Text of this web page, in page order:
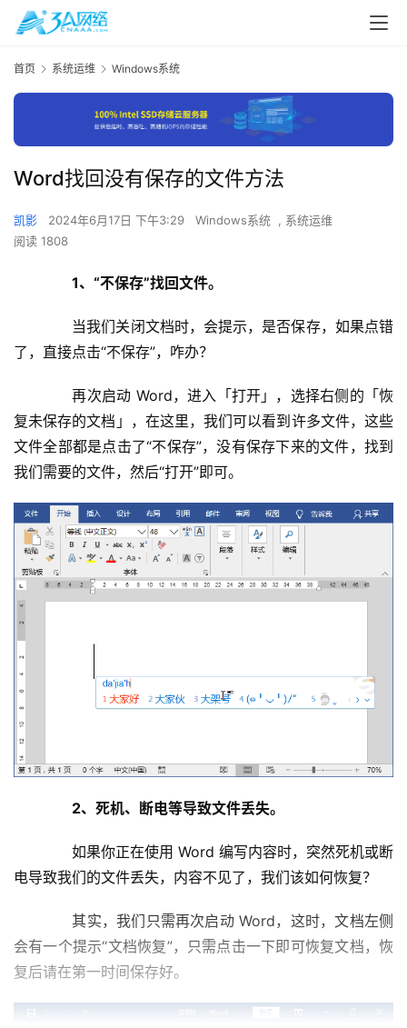
基
础
设
施
运
维
运
网
络
维
首页 系统运维 Windows系统
Word找回没有保存的文件方法
凯影 2024年6月17日 下午3:29 Windows系统 , 系统运维
阅读 1808
1、“不保存”找回文件。
当我们关闭文档时，会提示，是否保存，如果点错
了，直接点击“不保存”，咋办？
再次启动 Word，进入「打开」，选择右侧的「恢
复未保存的文档」，在这里，我们可以看到许多文件，这些
文件全部都是点击了“不保存”，没有保存下来的文件，找到
我们需要的文件，然后“打开”即可。
2、死机、断电等导致文件丢失。
如果你正在使用 Word 编写内容时，突然死机或断
电导致我们的文件丢失，内容不见了，我们该如何恢复？
其实，我们只需再次启动 Word，这时，文档左侧
会有一个提示“文档恢复”，只需点击一下即可恢复文档，恢
复后请在第一时间保存好。